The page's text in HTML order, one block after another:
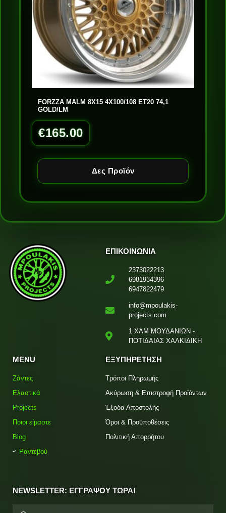
FORZZA MALM 8X15 4X100/108 ET20 74,1
GOLD/LM
€165.00
Δες Προϊόν
ΕΠΙΚΟΙΝΩΝΙΑ
2373022213
6981934396
6947822479
info@mpoulakis-
projects.com
1 ΧΛΜ ΜΟΥΔΑΝΙΩΝ -
ΠΟΤΙΔΑΙΑΣ ΧΑΛΚΙΔΙΚΗ
MENU
Ζάντες
Ελαστικά
Projects
Ποιοι είμαστε
Blog
Ραντεβού
ΕΞΥΠΗΡΕΤΗΣΗ
Τρόποι Πληρωμής
Ακύρωση & Επιστροφή Προϊόντων
Έξοδα Αποστολής
Όροι & Προϋποθέσεις
Πολιτική Απορρήτου
NEWSLETTER: ΕΓΓΡΑΨΟΥ ΤΩΡΑ!